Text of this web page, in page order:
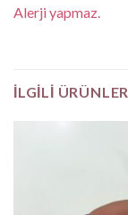
Alerji yapmaz.
İLGILI ÜRÜNLER